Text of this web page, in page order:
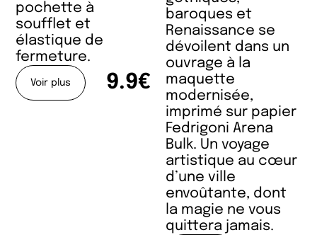
pochette à
soufflet et
élastique de
fermeture.
Voir plus 9.9€
baroques et
Renaissance se
dévoilent dans un
ouvrage à la
maquette
modernisée,
imprimé sur papier
Fedrigoni Arena
Bulk. Un voyage
artistique au cœur
d’une ville
envoûtante, dont
la magie ne vous
quittera jamais.